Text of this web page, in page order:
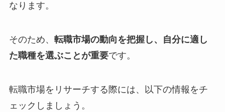
なります。
そのため、 転職市場の動向を把握し、自分に適し
た職種を選ぶことが重要です。
転職市場をリサーチする際には、以下の情報をチ
ェックしましょう。